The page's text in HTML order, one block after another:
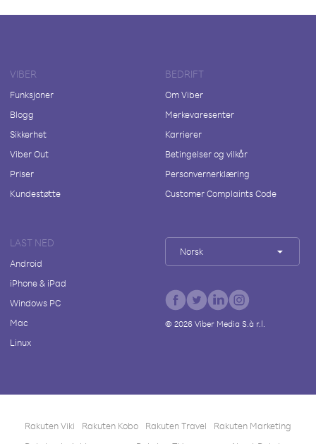
VIBER
Funksjoner
Blogg
Sikkerhet
Viber Out
Priser
Kundestøtte
BEDRIFT
Om Viber
Merkevaresenter
Karrierer
Betingelser og vilkår
Personvernerklæring
Customer Complaints Code
LAST NED
Android
iPhone & iPad
Windows PC
Mac
Linux
Norsk
© 2026Viber Media S.à r.l.
Rakuten Viki Rakuten Kobo Rakuten Travel
Rakuten Marketing